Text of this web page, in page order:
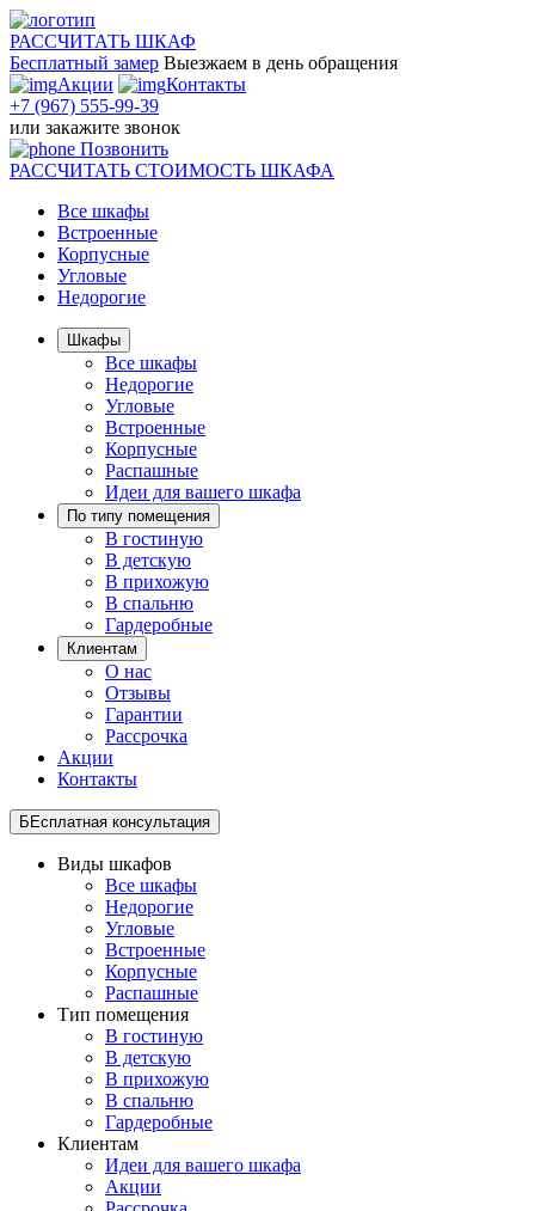
РАССЧИТАТЬ ШКАФ
Бесплатный замер Выезжаем в день обращения
Акции
Контакты
+7 (967) 555-99-39
или закажите звонок
Позвонить
РАССЧИТАТЬ СТОИМОСТЬ ШКАФА
Все шкафы
Встроенные
Корпусные
Угловые
Недорогие
Шкафы
Все шкафы
Недорогие
Угловые
Встроенные
Корпусные
Распашные
Идеи для вашего шкафа
По типу помещения
В гостиную
В детскую
В прихожую
В спальню
Гардеробные
Клиентам
О нас
Отзывы
Гарантии
Рассрочка
Акции
Контакты
БЕсплатная консультация
Виды шкафов
Все шкафы
Недорогие
Угловые
Встроенные
Корпусные
Распашные
Тип помещения
В гостиную
В детскую
В прихожую
В спальню
Гардеробные
Клиентам
Идеи для вашего шкафа
Акции